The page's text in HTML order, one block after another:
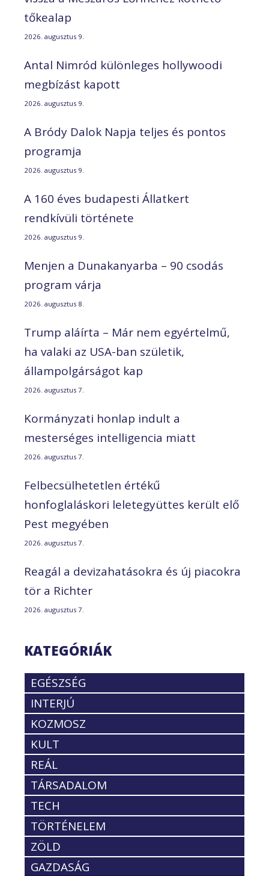
tőkealap
2026. augusztus 9.
Antal Nimród különleges hollywoodi
megbízást kapott
2026. augusztus 9.
A Bródy Dalok Napja teljes és pontos
programja
2026. augusztus 9.
A 160 éves budapesti Állatkert
rendkívüli története
2026. augusztus 9.
Menjen a Dunakanyarba – 90 csodás
program várja
2026. augusztus 8.
Trump aláírta – Már nem egyértelmű,
ha valaki az USA-ban születik,
állampolgárságot kap
2026. augusztus 7.
Kormányzati honlap indult a
mesterséges intelligencia miatt
2026. augusztus 7.
Felbecsülhetetlen értékű
honfoglaláskori leletegyüttes került elő
Pest megyében
2026. augusztus 7.
Reagál a devizahatásokra és új piacokra
tör a Richter
2026. augusztus 7.
KATEGÓRIÁK
EGÉSZSÉG
INTERJÚ
KOZMOSZ
KULT
REÁL
TÁRSADALOM
TECH
TÖRTÉNELEM
ZÖLD
GAZDASÁG